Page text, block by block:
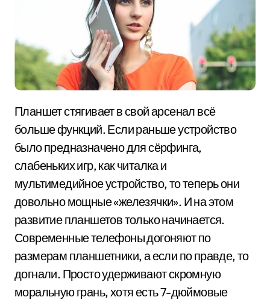
Планшет стягивает в свой арсенал всё
больше функций. Если раньше устройство
было предназначено для сёрфинга,
слабеньких игр, как читалка и
мультимедийное устройство, то теперь они
довольно мощные «железячки». И на этом
развитие планшетов только начинается.
Современные телефоны догоняют по
размерам планшетники, а если по правде, то
догнали. Просто удерживают скромную
моральную грань, хотя есть 7-дюймовые